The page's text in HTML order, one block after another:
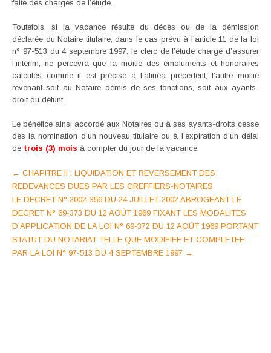
faite des charges de l’étude.
Toutefois, si la vacance résulte du décès ou de la démission
déclarée du Notaire titulaire, dans le cas prévu à l’article 11 de la loi
n° 97-513 du 4 septembre 1997, le clerc de l’étude chargé d’assurer
l’intérim, ne percevra que la moitié des émoluments et honoraires
calculés comme il est précisé à l’alinéa précédent, l’autre moitié
revenant soit au Notaire démis de ses fonctions, soit aux ayants-
droit du défunt.
Le bénéfice ainsi accordé aux Notaires ou à ses ayants-droits cesse
dès la nomination d’un nouveau titulaire ou à l’expiration d’un délai
de trois (3) mois à compter du jour de la vacance.
Post
navigation
← CHAPITRE II : LIQUIDATION ET REVERSEMENT DES
REDEVANCES DUES PAR LES GREFFIERS-NOTAIRES
LE DECRET N° 2002-356 DU 24 JUILLET 2002 ABROGEANT LE
DECRET N° 69-373 DU 12 AOÛT 1969 FIXANT LES MODALITES
D’APPLICATION DE LA LOI N° 69-372 DU 12 AOÛT 1969 PORTANT
STATUT DU NOTARIAT TELLE QUE MODIFIEE ET COMPLETEE
PAR LA LOI N° 97-513 DU 4 SEPTEMBRE 1997 →